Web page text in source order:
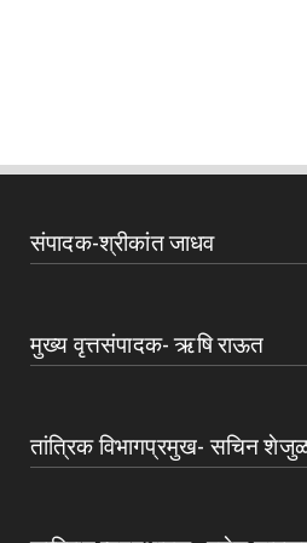
संपादक-श्रीकांत जाधव
मुख्य वृत्तसंपादक- ऋषि राऊत
तांत्रिक विभागप्रमुख- सचिन